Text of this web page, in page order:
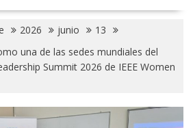
2026 junio
13
una de las sedes mundiales del
Summit 2026 de IEEE Women